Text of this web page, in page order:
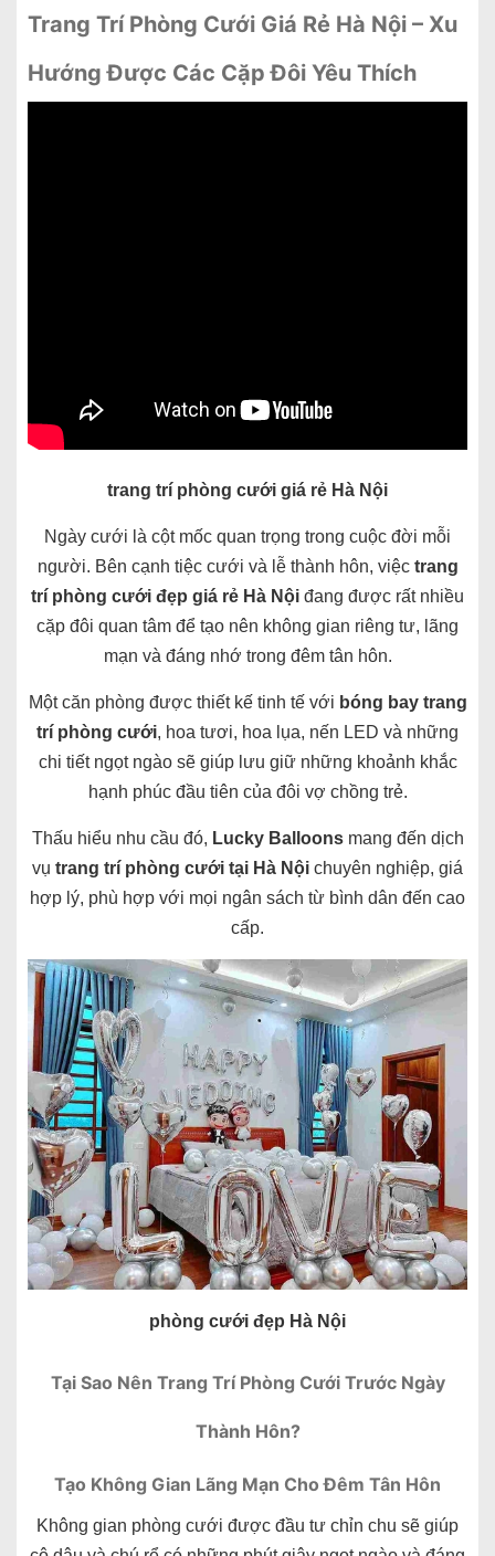
Trang Trí Phòng Cưới Giá Rẻ Hà Nội – Xu
Hướng Được Các Cặp Đôi Yêu Thích
trang trí phòng cưới giá rẻ Hà Nội
Ngày cưới là cột mốc quan trọng trong cuộc đời mỗi
người. Bên cạnh tiệc cưới và lễ thành hôn, việc trang
trí phòng cưới đẹp giá rẻ Hà Nội đang được rất nhiều
cặp đôi quan tâm để tạo nên không gian riêng tư, lãng
mạn và đáng nhớ trong đêm tân hôn.
Một căn phòng được thiết kế tinh tế với bóng bay trang
trí phòng cưới, hoa tươi, hoa lụa, nến LED và những
chi tiết ngọt ngào sẽ giúp lưu giữ những khoảnh khắc
hạnh phúc đầu tiên của đôi vợ chồng trẻ.
Thấu hiểu nhu cầu đó, Lucky Balloonsmang đến dịch
vụ trang trí phòng cưới tại Hà Nội chuyên nghiệp, giá
hợp lý, phù hợp với mọi ngân sách từ bình dân đến cao
cấp.
phòng cưới đẹp Hà Nội
Tại Sao Nên Trang Trí Phòng Cưới Trước Ngày
Thành Hôn?
Tạo Không Gian Lãng Mạn Cho Đêm Tân Hôn
Không gian phòng cưới được đầu tư chỉn chu sẽ giúp